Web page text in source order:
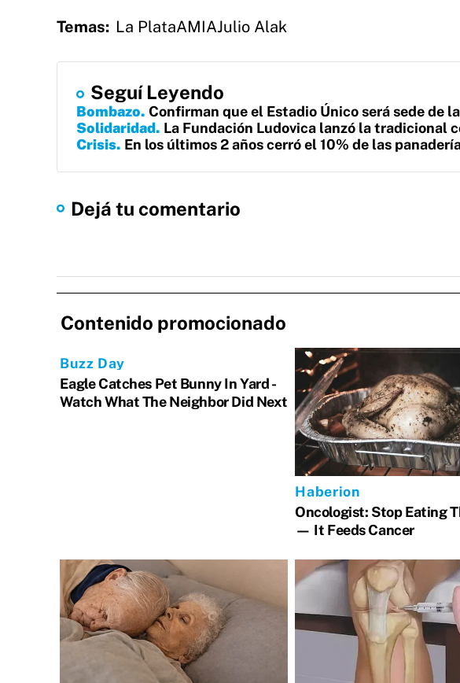
Temas: La PlataAMIAJulio Alak
Seguí Leyendo
Bombazo Confirman que el Estadio Único será sede de
Solidaridad La Fundación Ludovica lanzó la tradicional
Crisis En los últimos 2 años cerró el 10% de las
Dejá tu comentario